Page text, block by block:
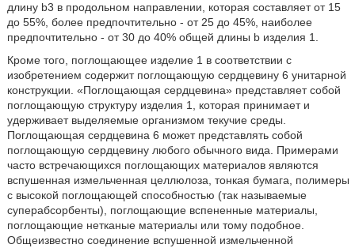
длину b3 в продольном направлении, которая составляет от 15
до 55%, более предпочтительно - от 25 до 45%, наиболее
предпочтительно - от 30 до 40% общей длины b изделия 1.
Кроме того, поглощающее изделие 1 в соответствии с
изобретением содержит поглощающую сердцевину 6 унитарной
конструкции. «Поглощающая сердцевина» представляет собой
поглощающую структуру изделия 1, которая принимает и
удерживает выделяемые организмом текучие среды.
Поглощающая сердцевина 6 может представлять собой
поглощающую сердцевину любого обычного вида. Примерами
часто встречающихся поглощающих материалов являются
вспушенная измельченная целлюлоза, тонкая бумага, полимеры
с высокой поглощающей способностью (так называемые
суперабсорбенты), поглощающие вспененные материалы,
поглощающие нетканые материалы или тому подобное.
Общеизвестно соединение вспушенной измельченной